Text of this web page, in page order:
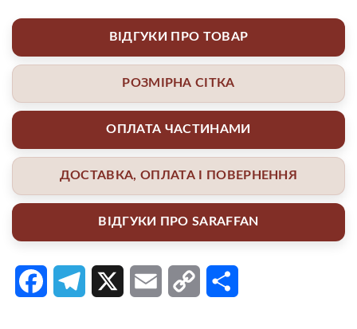
ВІДГУКИ ПРО ТОВАР
РОЗМІРНА СІТКА
ОПЛАТА ЧАСТИНАМИ
ДОСТАВКА, ОПЛАТА І ПОВЕРНЕННЯ
ВІДГУКИ ПРО SARAFFAN
FacebookTelegram Email Copy